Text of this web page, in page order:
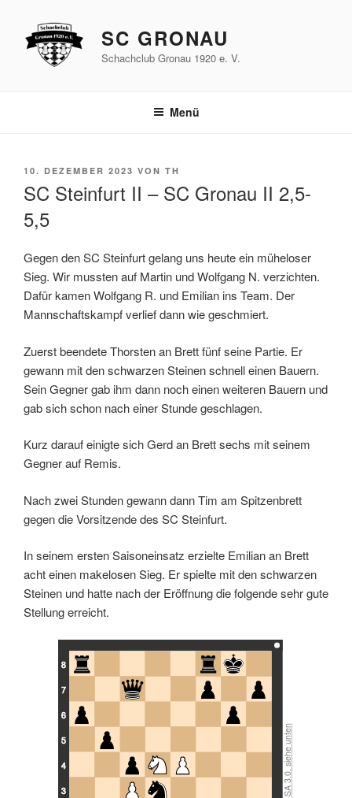
springen
SC GRONAU
Schachclub Gronau 1920 e. V.
Menü
VERÖFFENTLICHT
10. DEZEMBER 2023 VON TH
SC Steinfurt II – SC Gronau II 2,5-
5,5
Gegen den SC Steinfurt gelang uns heute ein müheloser
Sieg. Wir mussten auf Martin und Wolfgang N. verzichten.
Dafür kamen Wolfgang R. und Emilian ins Team. Der
Mannschaftskampf verlief dann wie geschmiert.
Zuerst beendete Thorsten an Brett fünf seine Partie. Er
gewann mit den schwarzen Steinen schnell einen Bauern.
Sein Gegner gab ihm dann noch einen weiteren Bauern und
gab sich schon nach einer Stunde geschlagen.
Kurz darauf einigte sich Gerd an Brett sechs mit seinem
Gegner auf Remis.
Nach zwei Stunden gewann dann Tim am Spitzenbrett
gegen die Vorsitzende des SC Steinfurt.
In seinem ersten Saisoneinsatz erzielte Emilian an Brett
acht einen makelosen Sieg. Er spielte mit den schwarzen
Steinen und hatte nach der Eröffnung die folgende sehr gute
Stellung erreicht.
8
7
6
5
4
3
Lizenz: CC BY-SA 3.0, siehe unten